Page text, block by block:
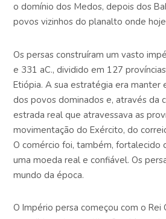
o domínio dos Medos, depois dos
povos vizinhos do planalto onde
Os persas construíram um vasto
e 331 aC., dividido em 127
Etiópia. A sua estratégia era manter
dos povos dominados e, através da
estrada real que atravessava as
movimentação do Exército, do
O comércio foi, também, fortalecido
uma moeda real e confiável. Os
mundo da época.
O Império persa começou com o Rei